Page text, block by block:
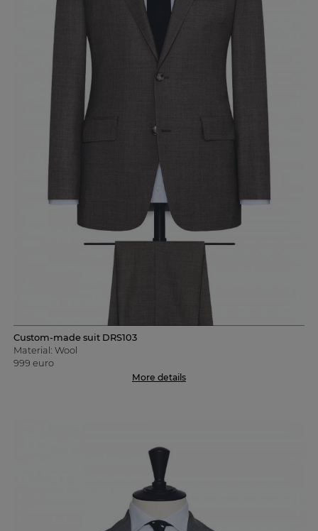
Custom-made suit DRS103
Material: Wool
999 euro
More details